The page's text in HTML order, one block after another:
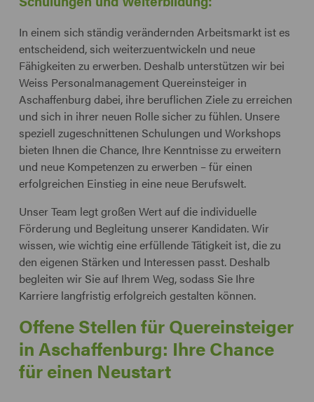
In einem sich ständig verändernden Arbeitsmarkt ist es
entscheidend, sich weiterzuentwickeln und neue
Fähigkeiten zu erwerben. Deshalb unterstützen wir bei
Weiss Personalmanagement Quereinsteiger in
Aschaffenburg dabei, ihre beruflichen Ziele zu erreichen
und sich in ihrer neuen Rolle sicher zu fühlen. Unsere
speziell zugeschnittenen Schulungen und Workshops
bieten Ihnen die Chance, Ihre Kenntnisse zu erweitern
und neue Kompetenzen zu erwerben – für einen
erfolgreichen Einstieg in eine neue Berufswelt.
Unser Team legt großen Wert auf die individuelle
Förderung und Begleitung unserer Kandidaten. Wir
wissen, wie wichtig eine erfüllende Tätigkeit ist, die zu
den eigenen Stärken und Interessen passt. Deshalb
begleiten wir Sie auf Ihrem Weg, sodass Sie Ihre
Karriere langfristig erfolgreich gestalten können.
Offene Stellen für Quereinsteiger
in Aschaffenburg: Ihre Chance
für einen Neustart